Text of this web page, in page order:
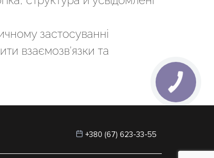
застосуванні
взаємозв’язки та
+380 (67) 623-33-55